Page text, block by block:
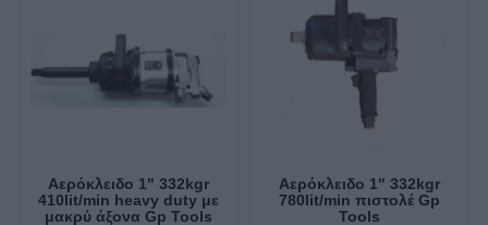
Αερόκλειδο 1" 332kgr
410lit/min heavy duty με
μακρύ άξονα Gp Tools
Αερόκλειδο 1" 332kgr
780lit/min πιστολέ Gp
Tools